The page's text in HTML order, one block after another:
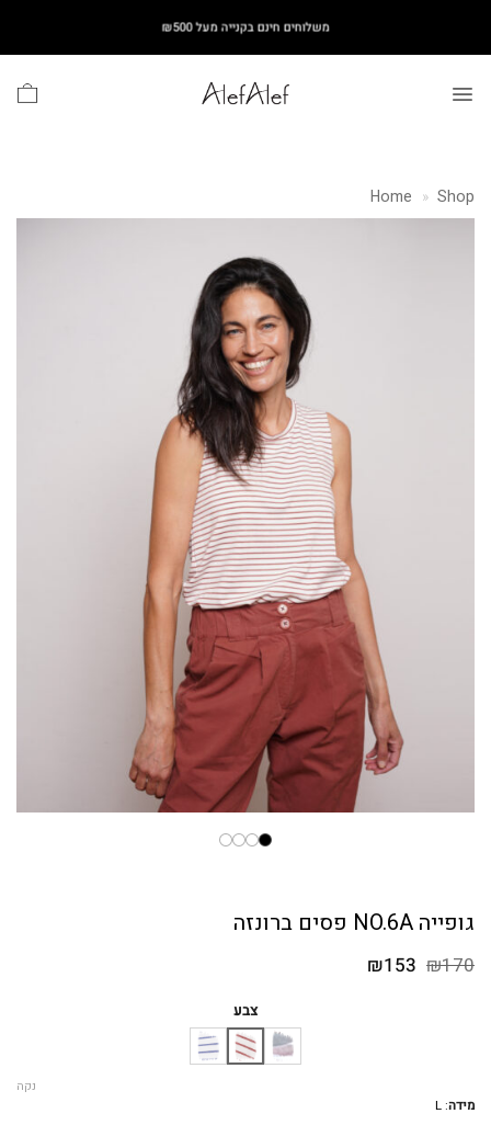
content
משלוחים חינם בקנייה מעל ₪500
Home » Shop
גופייה NO.6A פסים ברונזה
₪170 המחיר
₪153
צבע
מידה:
L
נקה